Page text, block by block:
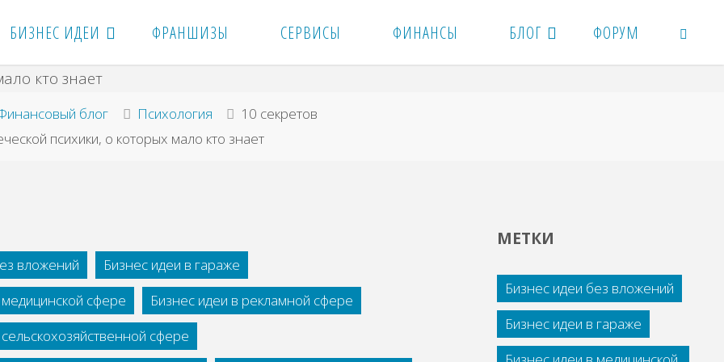
БИЗНЕС ИДЕИ ФРАНШИЗЫ СЕРВИСЫ ФИНАНСЫ БЛОГ ФОРУМ
блог Психология
10 секретов
психики, о которых мало кто знает
вложений
Бизнес идеи в гараже
сфере
Бизнес идеи в рекламной сфере
сфере
МЕТКИ
Бизнес идеи без вложений
Бизнес идеи в гараже